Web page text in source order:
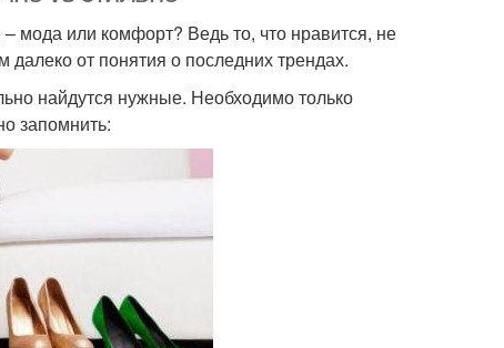
мода или комфорт? Ведь то, что нравится, не
от понятия о последних трендах.
найдутся нужные. Необходимо только
запомнить: